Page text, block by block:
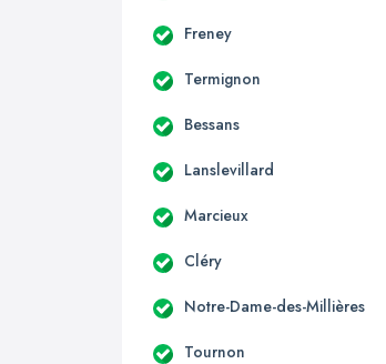
Freney
Termignon
Bessans
Lanslevillard
Marcieux
Cléry
Notre-Dame-des-Millières
Tournon